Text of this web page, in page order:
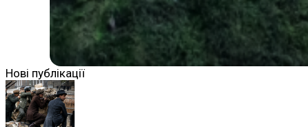
Нові публікації